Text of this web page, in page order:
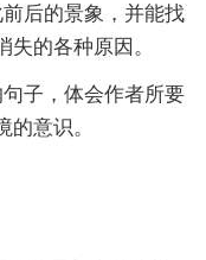
后的景象，并能找
的各种原因。
子，体会作者所要
意识。